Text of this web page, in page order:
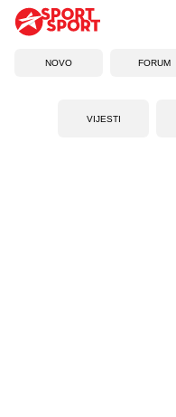
NOVO FORUM
VIJESTI